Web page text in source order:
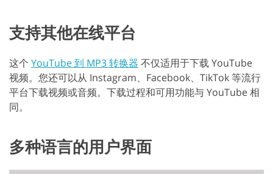
支持其他在线平台
这个 YouTube 到 MP3 转换器 不仅适用于下载 YouTube
视频。您还可以从 Instagram、Facebook、TikTok 等流行
平台下载视频或音频。下载过程和可用功能与 YouTube 相
同。
多种语言的用户界面